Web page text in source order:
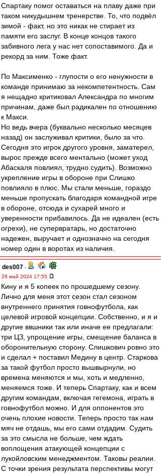
Спартаку помог оставаться на плаву даже при
таком никудышнем тренерстве. То, что подвёл
зимой - факт, но это никак не стирает из
памяти его заслуг. В конце концов такого
забивного лега у нас нет сопоставимого. Да и
рекорд за ним. Тоже факт.
По Максименко - глупости о его ненужности в
команде принимаю за некомпетентность. Сам
я нещадно критиковал Александра по многим
причинам, даже был радикален по отношению
к Макси.
Но ведь вчера (буквально несколько месяцев
назад) он заслуживал критики, было за что.
Сегодня это игрок другого уровня, заматерел,
вырос прежде всего ментально (может уход
Абаскаля повлиял, трудно судить). Возможно
укрепление игры в обороне при Слишко
повлияло в плюс. Мы стали меньше, гораздо
меньше пропускать благодаря командной игре
в обороне, отсюда и сухарей много и
уверенности прибавилось. Да не идеален (есть
огрехи), не супервратарь, но достаточно
надежен, выручает и однозначно на сегодня
номер один в воротах из наличия.
des007 -
28 май 2024 17:55
Кину и я 5 копеек по прошедшему сезону.
Лично для меня этот сезон стал сезоном
внутреннего принятия говнофутбола, как
целевой игровой концепции. Собственно, и я и
другие ввшники так или иначе ее предлагали:
три ЦЗ, упрощение игры, смещение баланса в
оборонительную сторону. Слишкович ровно это
и сделал + поставил Медину в центр. Старкова
за такой футбол просто вышвырнули, но
времена меняются и мы, хоть и медленно,
меняемся тоже. И теперь Спартаку, как и всем
другим командам, включая гегемона, играть в
говнофутбол можно. И для оппонентов это
очень плохие новости. Теперь просто так нам
мяч не отдашь, мы его сами отдадим. Судить
за это смысла не больше, чем ждать
воплощения атакующей концепции с
лукойловским менеджментом. Таковы реалии.
С точки зрения результата перспективы могут